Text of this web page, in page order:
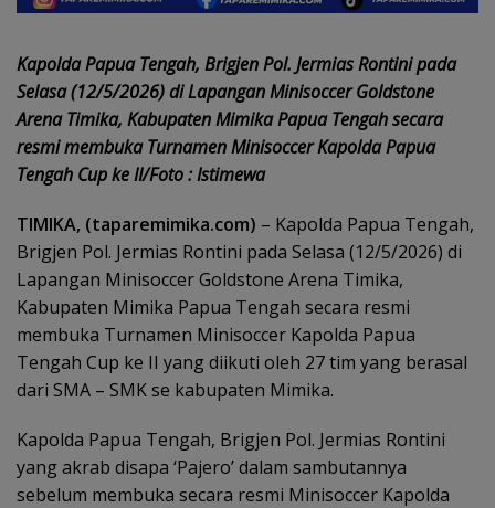
Kapolda Papua Tengah, Brigjen Pol. Jermias Rontini pada
Selasa (12/5/2026) di Lapangan Minisoccer Goldstone
Arena Timika, Kabupaten Mimika Papua Tengah secara
resmi membuka Turnamen Minisoccer Kapolda Papua
Tengah Cup ke II/Foto : Istimewa
TIMIKA, (taparemimika.com) – Kapolda Papua Tengah,
Brigjen Pol. Jermias Rontini pada Selasa (12/5/2026) di
Lapangan Minisoccer Goldstone Arena Timika,
Kabupaten Mimika Papua Tengah secara resmi
membuka Turnamen Minisoccer Kapolda Papua
Tengah Cup ke II yang diikuti oleh 27 tim yang berasal
dari SMA – SMK se kabupaten Mimika.
Kapolda Papua Tengah, Brigjen Pol. Jermias Rontini
yang akrab disapa ‘Pajero’ dalam sambutannya
sebelum membuka secara resmi Minisoccer Kapolda